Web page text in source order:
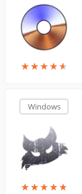
★★★★★
★★★★★
Windows
★★★★★
★★★★★